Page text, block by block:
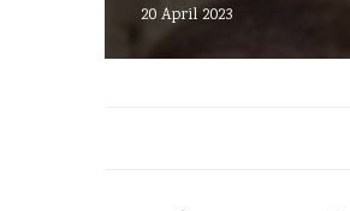
20 April 2023